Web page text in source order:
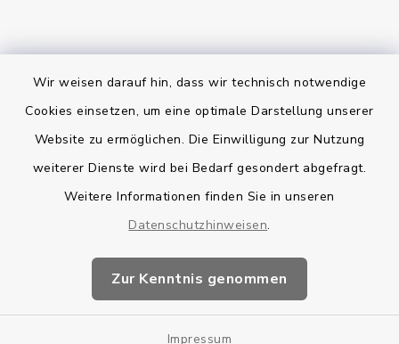
Wir weisen darauf hin, dass wir technisch notwendige
Cookies einsetzen, um eine optimale Darstellung unserer
Website zu ermöglichen. Die Einwilligung zur Nutzung
weiterer Dienste wird bei Bedarf gesondert abgefragt.
Weitere Informationen finden Sie in unseren
Datenschutzhinweisen.
Zur Kenntnis genommen
Impressum
Bankverbindung
Barrierefreiheit
Impressum